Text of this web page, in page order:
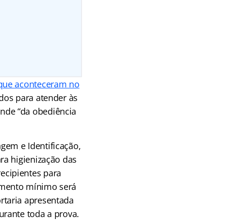
aconteceram no
para atender às
“da obediência
e Identificação,
higienização das
para
mínimo será
apresentada
toda a prova.